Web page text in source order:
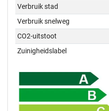
Verbruik stad
Verbruik snelweg
CO2-uitstoot
Zuinigheidslabel